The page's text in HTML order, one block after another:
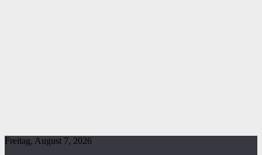
Freitag, August 7, 2026